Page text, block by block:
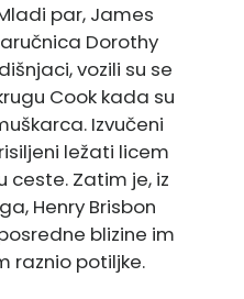
par, James
Dorothy
vozili su se
Cook kada su
Izvučeni
ležati licem
ceste. Zatim je, iz
Henry Brisbon
blizine im
raznio potiljke.